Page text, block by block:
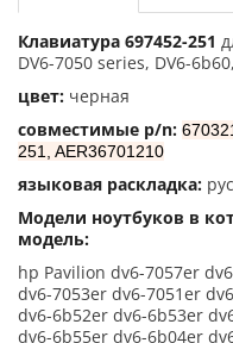
Клавиатура 697452-251
DV6-7050 series, DV6-
цвет: черная
совместимые p/n:
251, AER36701210
языковая раскладка:
Модели ноутбуков в
модель:
hp Pavilion dv6-7057er
dv6-7053er dv6-7051er
dv6-6b52er dv6-6b53er
dv6-6b55er dv6-6b04er